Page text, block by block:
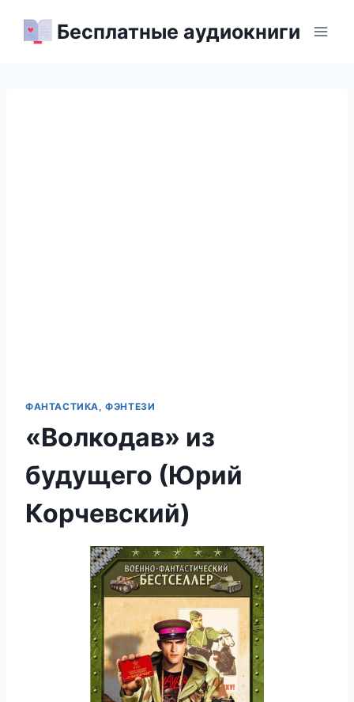
Бесплатные аудиокниги
ФАНТАСТИКА, ФЭНТЕЗИ
«Волкодав» из
будущего (Юрий
Корчевский)